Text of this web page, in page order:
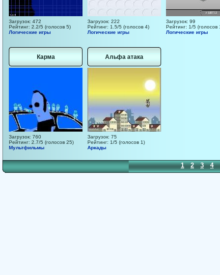
Загрузок: 472
Рейтинг: 2.2/5 (голосов 5)
Логические игры
Загрузок: 222
Рейтинг: 1.5/5 (голосов 4)
Логические игры
Загрузок: 99
Рейтинг: 1/5 (голосов
Логические игры
Карма
Загрузок: 760
Рейтинг: 2.7/5 (голосов 25)
Мультфильмы
Альфа атака
Загрузок: 75
Рейтинг: 1/5 (голосов 1)
Аркады
1 2 3 4